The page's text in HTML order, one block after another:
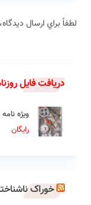
لطفاً براي ارسال
دریافت فایل
ویژه
رایگان
خوراک